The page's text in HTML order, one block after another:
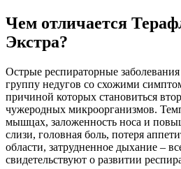
Чем отличается
Экстра?
Острые респираторные
группу недугов со схожими
причиной которых становиться
чужеродных микроорганизмов.
мышцах, заложенность носа и
слизи, головная боль, потеря
области, затрудненное дыхание –
свидетельствуют о развитии